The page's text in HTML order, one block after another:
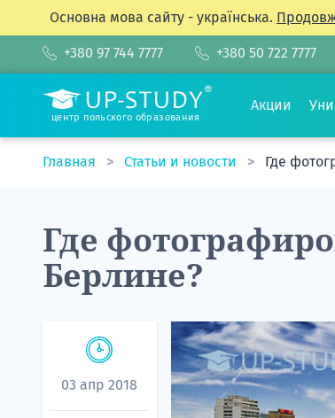
Основна мова сайту - українська.
+380 97 744 7777 +380 50 722 7777
центр польского образования
Акции
Главная Статьи и новости Где
Где
Берлине?
03 апр 2018